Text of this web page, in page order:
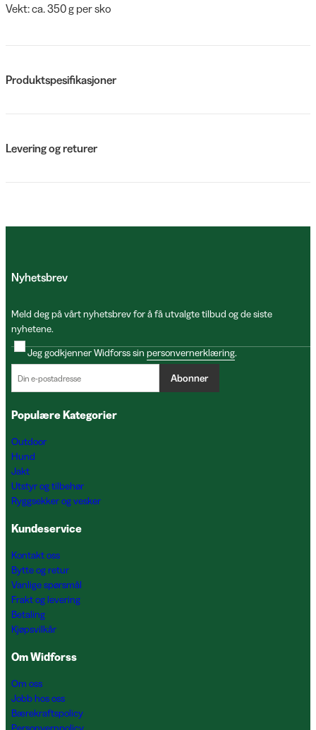
Vekt: ca. 350 g per sko
Produktspesifikasjoner
Levering og returer
Nyhetsbrev
Meld deg på vårt nyhetsbrev for å få utvalgte tilbud og de siste
nyhetene.
Jeg godkjenner Widforss sin personvernerklæring.
Abonner
Populære Kategorier
Outdoor
Hund
Jakt
Utstyr og tilbehør
Ryggsekker og vesker
Kundeservice
Kontakt oss
Bytte og retur
Vanlige spørsmål
Frakt og levering
Betaling
Kjøpsvilkår
Om Widforss
Om oss
Jobb hos oss
Bærekraftspolicy